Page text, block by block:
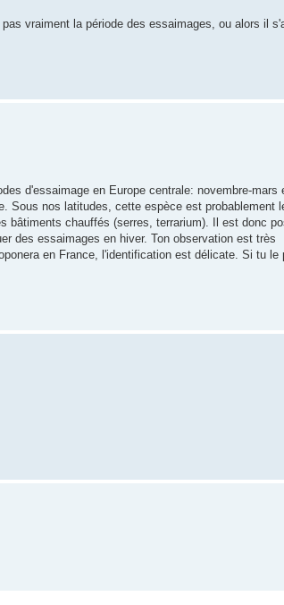
vraiment la période des essaimages, ou alors il
d'essaimage en Europe centrale: novembre-mars
Sous nos latitudes, cette espèce est probablement
bâtiments chauffés (serres, terrarium). Il est donc
des essaimages en hiver. Ton observation est très
en France, l'identification est délicate. Si tu le